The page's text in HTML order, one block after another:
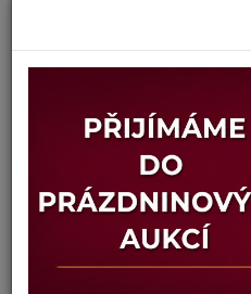
Zdeněk Ziegler
vydraženo
americký film, režie: John Frankenheimer
Technika: tisk na kartonu, datace: 1973
Šířka: 28 cm, výška: 40 cm